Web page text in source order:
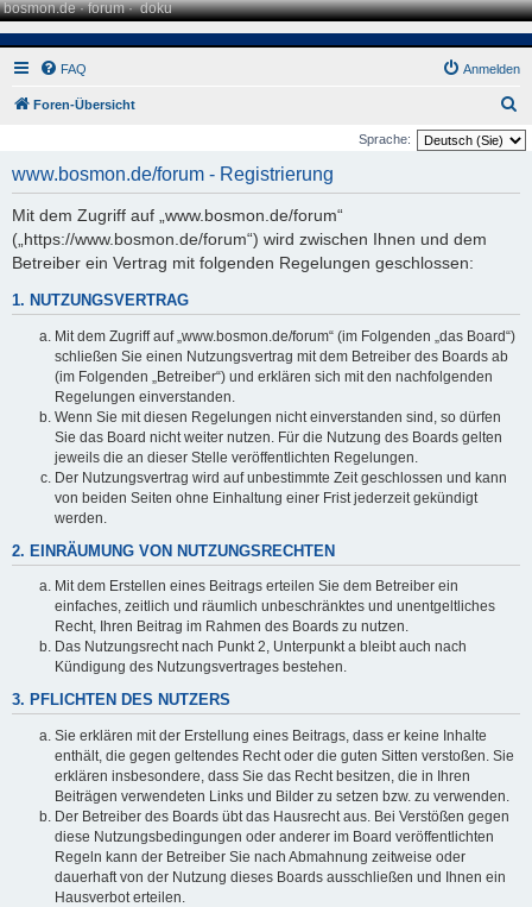
bosmon.de·forum·doku
FAQ Anmelden
Foren-Übersicht
u
Sprache:
www.bosmon.de/forum - Registrierung
Mit dem Zugriff auf „www.bosmon.de/forum“
(„https://www.bosmon.de/forum“) wird zwischen Ihnen und dem
Betreiber ein Vertrag mit folgenden Regelungen geschlossen:
1. NUTZUNGSVERTRAG
Mit dem Zugriff auf „www.bosmon.de/forum“ (im Folgenden „das Board“)
schließen Sie einen Nutzungsvertrag mit dem Betreiber des Boards ab
(im Folgenden „Betreiber“) und erklären sich mit den nachfolgenden
Regelungen einverstanden.
Wenn Sie mit diesen Regelungen nicht einverstanden sind, so dürfen
Sie das Board nicht weiter nutzen. Für die Nutzung des Boards gelten
jeweils die an dieser Stelle veröffentlichten Regelungen.
Der Nutzungsvertrag wird auf unbestimmte Zeit geschlossen und kann
von beiden Seiten ohne Einhaltung einer Frist jederzeit gekündigt
werden.
2. EINRÄUMUNG VON NUTZUNGSRECHTEN
Mit dem Erstellen eines Beitrags erteilen Sie dem Betreiber ein
einfaches, zeitlich und räumlich unbeschränktes und unentgeltliches
Recht, Ihren Beitrag im Rahmen des Boards zu nutzen.
Das Nutzungsrecht nach Punkt 2, Unterpunkt a bleibt auch nach
Kündigung des Nutzungsvertrages bestehen.
3. PFLICHTEN DES NUTZERS
Sie erklären mit der Erstellung eines Beitrags, dass er keine Inhalte
enthält, die gegen geltendes Recht oder die guten Sitten verstoßen. Sie
erklären insbesondere, dass Sie das Recht besitzen, die in Ihren
Beiträgen verwendeten Links und Bilder zu setzen bzw. zu verwenden.
Der Betreiber des Boards übt das Hausrecht aus. Bei Verstößen gegen
diese Nutzungsbedingungen oder anderer im Board veröffentlichten
Regeln kann der Betreiber Sie nach Abmahnung zeitweise oder
dauerhaft von der Nutzung dieses Boards ausschließen und Ihnen ein
Hausverbot erteilen.